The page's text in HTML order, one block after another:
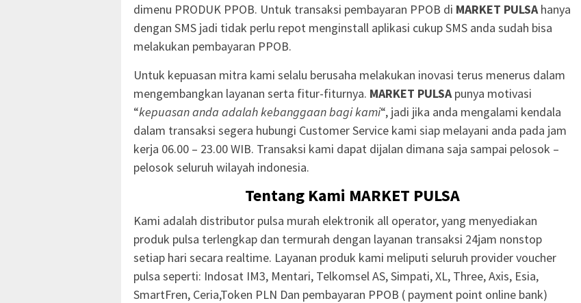
dimenu PRODUK PPOB. Untuk transaksi pembayaran PPOB di MARKET PULSAhanya
dengan SMS jadi tidak perlu repot menginstall aplikasi cukup SMS anda sudah bisa
melakukan pembayaran PPOB.
Untuk kepuasan mitra kami selalu berusaha melakukan inovasi terus menerus dalam
mengembangkan layanan serta fitur-fiturnya. MARKET PULSApunya motivasi
“kepuasan anda adalah kebanggaan bagi kami“, jadi jika anda mengalami kendala
dalam transaksi segera hubungi Customer Service kami siap melayani anda pada jam
kerja 06.00 – 23.00 WIB. Transaksi kami dapat dijalan dimana saja sampai pelosok –
pelosok seluruh wilayah indonesia.
Tentang Kami MARKET PULSA
Kami adalah distributor pulsa murah elektronik all operator, yang menyediakan
produk pulsa terlengkap dan termurah dengan layanan transaksi 24jam nonstop
setiap hari secara realtime. Layanan produk kami meliputi seluruh provider voucher
pulsa seperti: Indosat IM3, Mentari, Telkomsel AS, Simpati, XL, Three, Axis, Esia,
SmartFren, Ceria,Token PLN Dan pembayaran PPOB ( payment point online bank)